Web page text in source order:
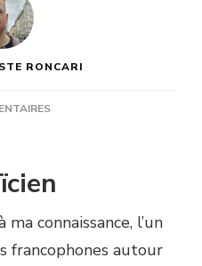
RONCARI
SUR
BAPTISTE
(UN
STOÏCIEN)
ma connaissance, l’un
francophones autour